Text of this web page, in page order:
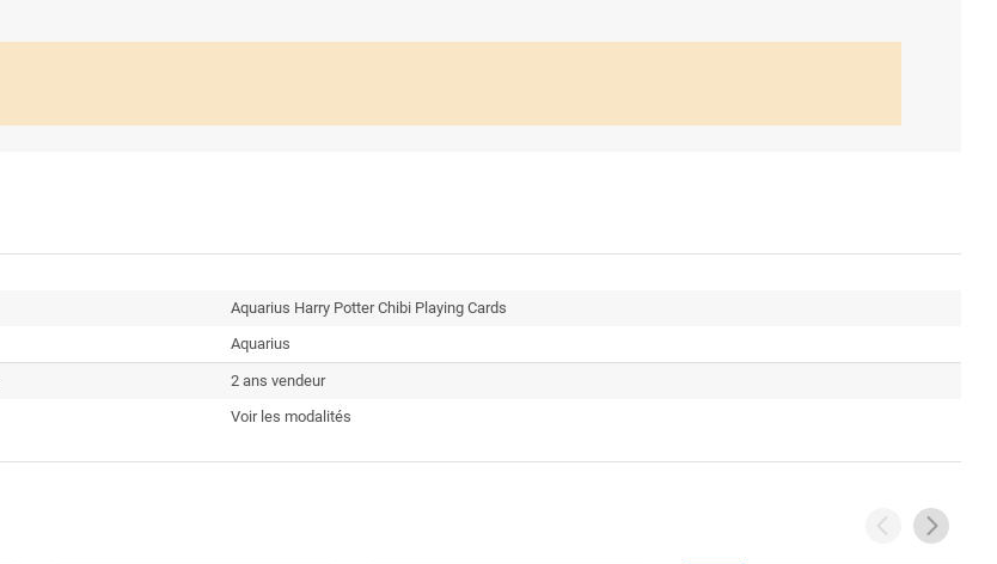
Aquarius Harry Potter Chibi Playing Cards
Aquarius
2 ans vendeur
Voir les modalités